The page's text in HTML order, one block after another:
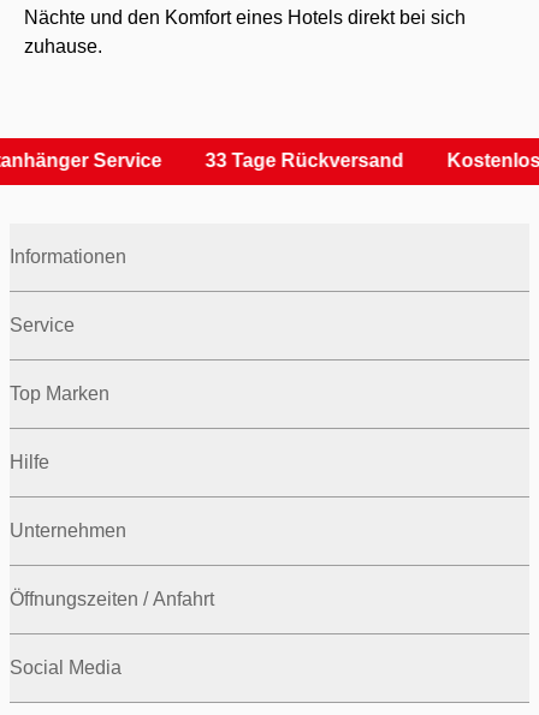
Nächte und den Komfort eines Hotels direkt bei sich
zuhause.
Service 33 Tage Rückversand
Informationen
Service
Top Marken
Hilfe
Unternehmen
Öffnungszeiten / Anfahrt
Social Media